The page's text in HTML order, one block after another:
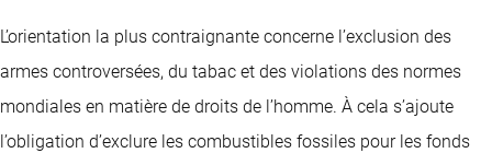
L’orientation la plus contraignante concerne l’exclusion des
armes controversées, du tabac et des violations des normes
mondiales en matière de droits de l’homme. À cela s’ajoute
l’obligation d’exclure les combustibles fossiles pour les fonds